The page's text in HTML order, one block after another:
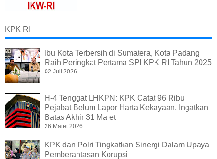
KPK RI
Ibu Kota Terbersih di Sumatera, Kota Padang
Raih Peringkat Pertama SPI KPK RI Tahun 2025
02 Juli 2026
H-4 Tenggat LHKPN: KPK Catat 96 Ribu
Pejabat Belum Lapor Harta Kekayaan, Ingatkan
Batas Akhir 31 Maret
26 Maret 2026
KPK dan Polri Tingkatkan Sinergi Dalam Upaya
Pemberantasan Korupsi